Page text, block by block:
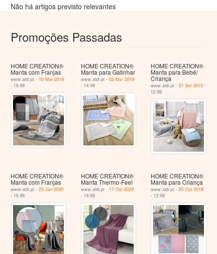
Não há artigos previsto relevantes
Promoções Passadas
HOME CREATION®
Manta com Franjas
www.aldi.pt - 16 Mar 2019
- 19.99
HOME CREATION®
Manta para Gatinhar
www.aldi.pt - 02 Mar 2019
- 14.99
HOME CREATION®
Manta para Bebé/
Criança
www.aldi.pt -21 Set 2019 -
12.99
HOME CREATION®
Manta com Franjas
www.aldi.pt -25 Jan 2020
- 19.99
HOME CREATION®
Manta Thermo-Feel
www.aldi.pt - 17 Out 2020
- 19.99
HOME CREATION®
Manta para Criança
www.aldi.pt -20 Out 2018
- 12.99